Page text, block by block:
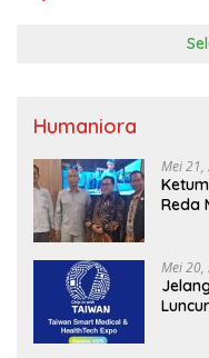
Humaniora
Mei 21,
Reda
MBG,
Mei 20,